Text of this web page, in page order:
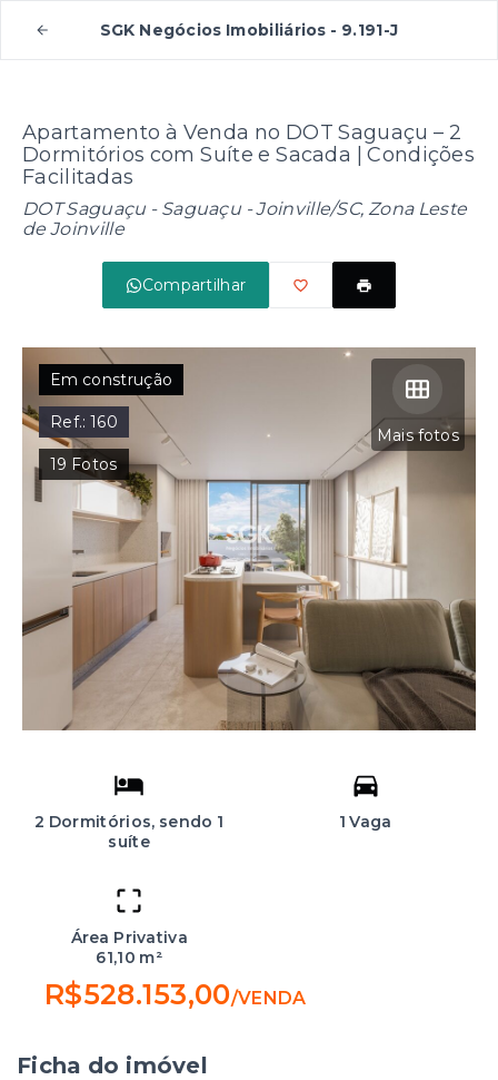
SGK Negócios Imobiliários - 9.191-J
Apartamento à Venda no DOT Saguaçu – 2
Dormitórios com Suíte e Sacada | Condições
Facilitadas
DOT Saguaçu - Saguaçu - Joinville/SC, Zona Leste
de Joinville
Compartilhar
Mais fotos
Em construção
Ref.:160
19 Fotos
2 Dormitórios, sendo 1
suíte
1 Vaga
Área Privativa
61,10 m²
R$528.153,00/VENDA
Ficha do imóvel